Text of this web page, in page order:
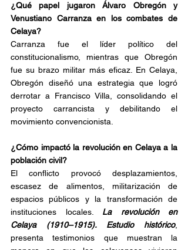
¿Qué papel jugaron Álvaro Obregón y
Venustiano Carranza en los combates de
Celaya?
Carranza fue el líder político del
constitucionalismo, mientras que Obregón
fue su brazo militar más eficaz. En Celaya,
Obregón diseñó una estrategia que logró
derrotar a Francisco Villa, consolidando el
proyecto carrancista y debilitando el
movimiento convencionista.
¿Cómo impactó la revolución en Celaya a la
población civil?
El conflicto provocó desplazamientos,
escasez de alimentos, militarización de
espacios públicos y la transformación de
instituciones locales. La revolución en
Celaya (1910–1915). Estudio histórico,
presenta testimonios que muestran la